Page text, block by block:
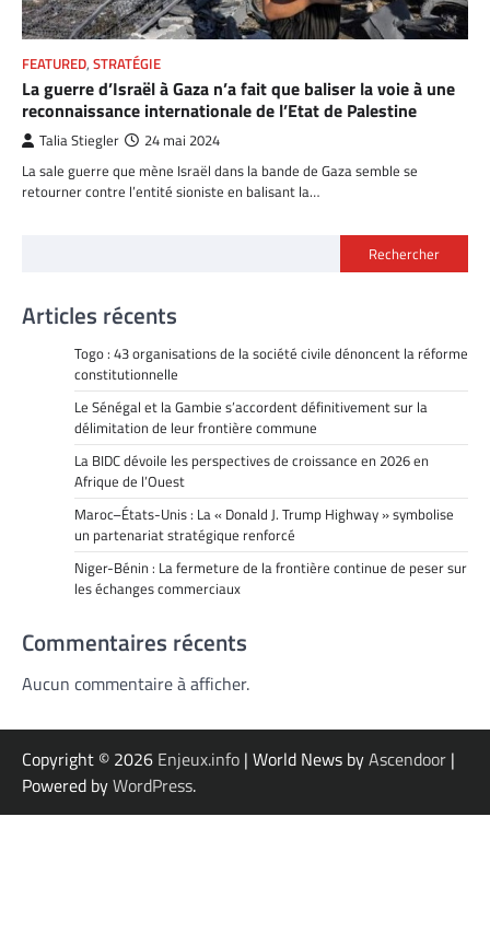
FEATURED, STRATÉGIE
La guerre d’Israël à Gaza n’a fait que baliser la voie à une
reconnaissance internationale de l’Etat de Palestine
Talia Stiegler 24 mai 2024
La sale guerre que mène Israël dans la bande de Gaza semble se
retourner contre l’entité sioniste en balisant la…
Rechercher
Articles récents
Togo : 43 organisations de la société civile dénoncent la réforme
constitutionnelle
Le Sénégal et la Gambie s’accordent définitivement sur la
délimitation de leur frontière commune
La BIDC dévoile les perspectives de croissance en 2026 en
Afrique de l’Ouest
Maroc–États-Unis : La « Donald J. Trump Highway » symbolise
un partenariat stratégique renforcé
Niger-Bénin : La fermeture de la frontière continue de peser sur
les échanges commerciaux
Commentaires récents
Aucun commentaire à afficher.
Copyright © 2026 Enjeux.info | World News byAscendoor |
Powered byWordPress.